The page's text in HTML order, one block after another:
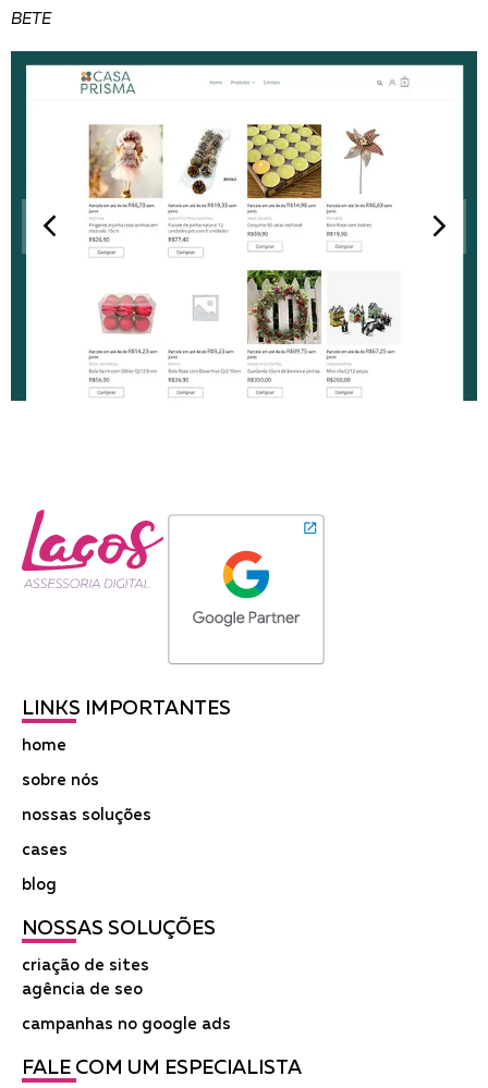
BETE
LINKS IMPORTANTES
home
sobre nós
nossas soluções
cases
blog
NOSSAS SOLUÇÕES
criação de sites
agência de seo
campanhas no google ads
FALE COM UM ESPECIALISTA